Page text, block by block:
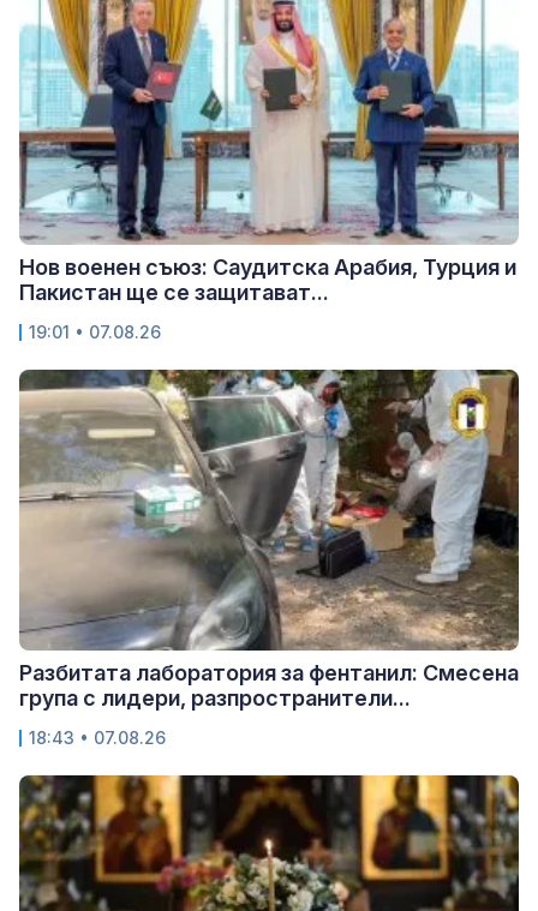
Нов военен съюз: Саудитска Арабия, Турция и
Пакистан ще се защитават...
19:01 • 07.08.26
Разбитата лаборатория за фентанил: Смесена
група с лидери, разпространители...
18:43 • 07.08.26